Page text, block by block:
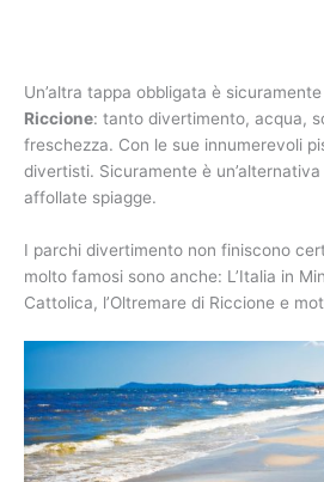
Un’altra tappa obbligata è sicuramente
Riccione: tanto divertimento, acqua,
freschezza. Con le sue innumerevoli
divertisti. Sicuramente è
affollate spiagge.
I parchi divertimento non finiscono
molto famosi sono anche: L’Italia in
Cattolica, l’Oltremare di Riccione e